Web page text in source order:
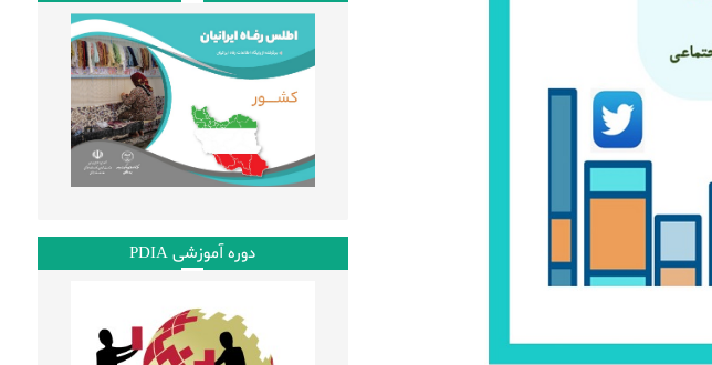
دوره آموزشی PDIA